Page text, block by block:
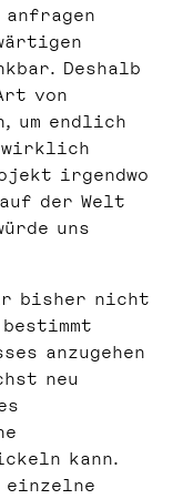
anfragen
Deshalb
von
um endlich
wirklich
irgendwo
der Welt
uns
bisher nicht
anzugehen
neu
kann.
einzelne